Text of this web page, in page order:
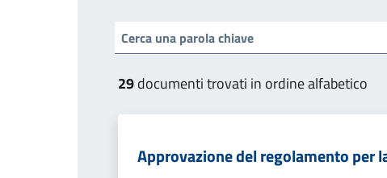
29documenti trovati in ordine alfabetico
Approvazione del regolamento per